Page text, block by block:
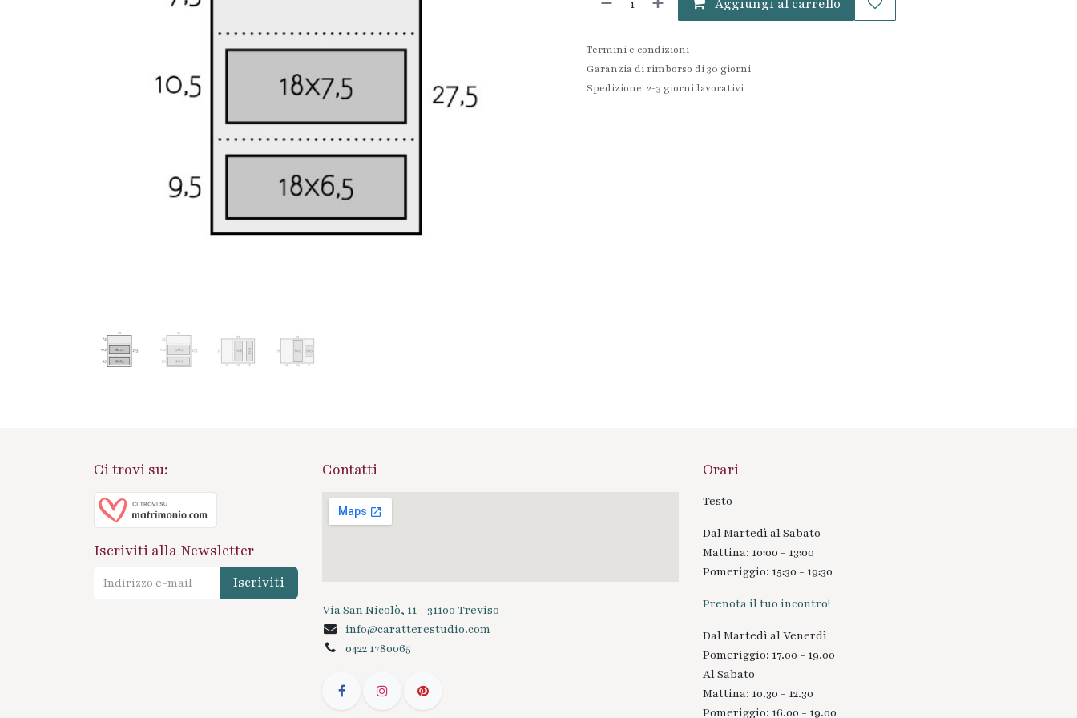
Aggiungi al carrello
Termini e condizioni
Garanzia di rimborso di 30 giorni
Spedizione: 2-3 giorni lavorativi
Ci trovi su:
Iscriviti alla Newsletter
Iscriviti
Contatti
Via San Nicolò, 11 - 31100 Treviso
info@caratterestudio.com
0422 1780065
Orari
Testo
Dal Martedì al Sabato
Mattina: 10:00 - 13:00
Pomeriggio: 15:30 - 19:30
Prenota il tuo incontro!
Dal Martedì al Venerdì
Pomeriggio: 17.00 - 19.00
Al Sabato
Mattina: 10.30 - 12.30
Pomeriggio: 16.00 - 19.00